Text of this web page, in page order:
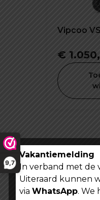
9,7
Vipcoo
€
Vakantiemelding
In verband met de
Uiteraard kunnen
via WhatsApp. We